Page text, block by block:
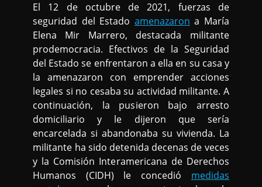
El 12 de octubre de 2021, fuerzas de
seguridad del Estado amenazaron a María
Elena Mir Marrero, destacada militante
prodemocracia. Efectivos de la Seguridad
del Estado se enfrentaron a ella en su casa y
la amenazaron con emprender acciones
legales si no cesaba su actividad militante. A
continuación, la pusieron bajo arresto
domiciliario y le dijeron que sería
encarcelada si abandonaba su vivienda. La
militante ha sido detenida decenas de veces
y la Comisión Interamericana de Derechos
Humanos (CIDH) le concedió medidas